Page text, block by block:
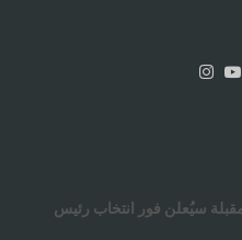
‫X
‫YouTube
سيُعلن فور انتخاب رئيس